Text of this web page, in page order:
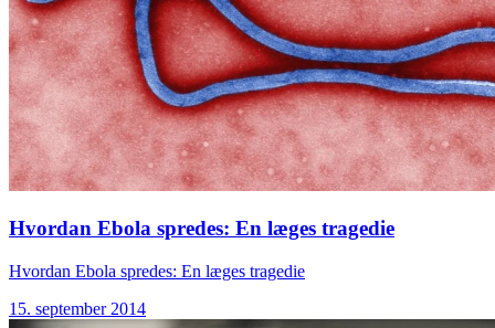
Hvordan Ebola spredes: En læges tragedie
Hvordan Ebola spredes: En læges tragedie
15. september 2014